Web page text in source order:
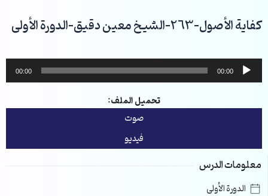
إلى
المحتوى
كفاية الأصول-263-الشيخ معين دقيق-الدورة الأولى
مشغل
الصوت
00:00
00:00
تحميل الملف:
صوت
فيديو
معلومات الدرس
الدورة الأولى